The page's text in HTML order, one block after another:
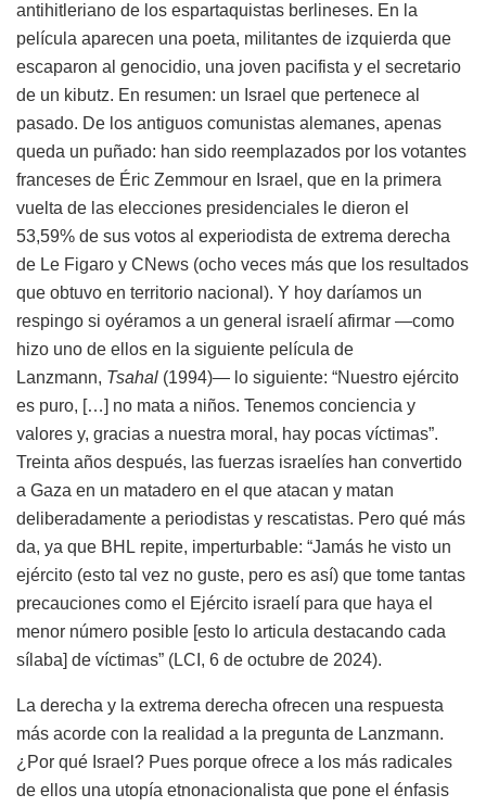
antihitleriano de los espartaquistas berlineses. En la
película aparecen una poeta, militantes de izquierda que
escaparon al genocidio, una joven pacifista y el secretario
de un kibutz. En resumen: un Israel que pertenece al
pasado. De los antiguos comunistas alemanes, apenas
queda un puñado: han sido reemplazados por los votantes
franceses de Éric Zemmour en Israel, que en la primera
vuelta de las elecciones presidenciales le dieron el
53,59% de sus votos al experiodista de extrema derecha
de Le Figaro y CNews (ocho veces más que los resultados
que obtuvo en territorio nacional). Y hoy daríamos un
respingo si oyéramos a un general israelí afirmar —como
hizo uno de ellos en la siguiente película de
Lanzmann, Tsahal (1994)— lo siguiente: “Nuestro ejército
es puro, […] no mata a niños. Tenemos conciencia y
valores y, gracias a nuestra moral, hay pocas víctimas”.
Treinta años después, las fuerzas israelíes han convertido
a Gaza en un matadero en el que atacan y matan
deliberadamente a periodistas y rescatistas. Pero qué más
da, ya que BHL repite, imperturbable: “Jamás he visto un
ejército (esto tal vez no guste, pero es así) que tome tantas
precauciones como el Ejército israelí para que haya el
menor número posible [esto lo articula destacando cada
sílaba] de víctimas” (LCI , 6 de octubre de 2024).
La derecha y la extrema derecha ofrecen una respuesta
más acorde con la realidad a la pregunta de Lanzmann.
¿Por qué Israel? Pues porque ofrece a los más radicales
de ellos una utopía etnonacionalista que pone el énfasis